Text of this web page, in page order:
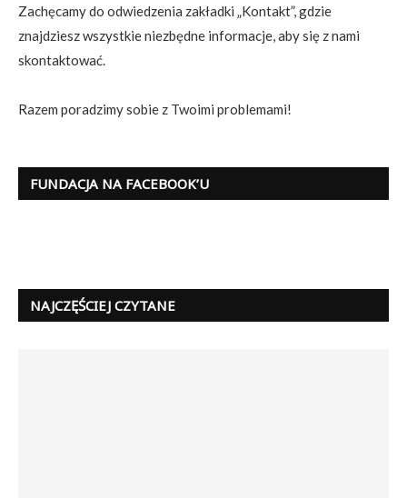
Zachęcamy do odwiedzenia zakładki „Kontakt”, gdzie
znajdziesz wszystkie niezbędne informacje, aby się z nami
skontaktować.
Razem poradzimy sobie z Twoimi problemami!
FUNDACJA NA FACEBOOK’U
NAJCZĘŚCIEJ CZYTANE